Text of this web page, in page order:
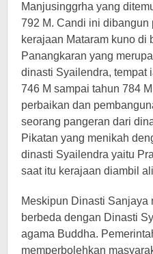
Manjusinggrha yang
792 M. Candi ini dibangun
kerajaan Mataram kuno di
Panangkaran yang
dinasti Syailendra, tempat
746 M sampai tahun 784
perbaikan dan
seorang pangeran dari
Pikatan yang menikah
dinasti Syailendra yaitu
saat itu kerajaan diambil
Meskipun Dinasti Sanjaya
berbeda dengan Dinasti
agama Buddha.
memperbolehkan